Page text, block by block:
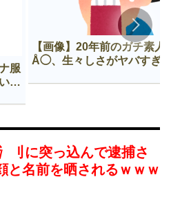
服
う
【画像】20年前のガチ素人
Å◯、生々しさがヤバすぎ
刂に突っ込んで逮捕さ
と名前を晒されるｗｗｗ